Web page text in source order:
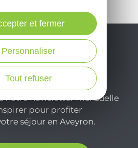
notre newsletter mensuelle
pour profiter
séjour en Aveyron.
Tout refuser
Personnaliser
et fermer